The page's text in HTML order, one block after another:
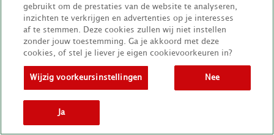
gebruikt om de prestaties van de website te analyseren,
inzichten te verkrijgen en advertenties op je interesses
af te stemmen. Deze cookies zullen wij niet instellen
zonder jouw toestemming. Ga je akkoord met deze
cookies, of stel je liever je eigen cookievoorkeuren in?
Wijzig voorkeursinstellingen Nee
Ja